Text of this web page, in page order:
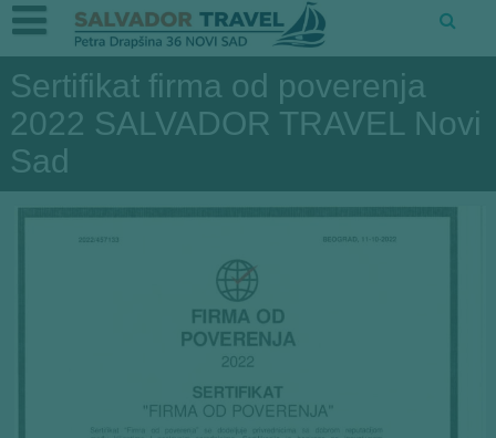
Sertifikat firma od poverenja
2022 SALVADOR TRAVEL Novi
Sad